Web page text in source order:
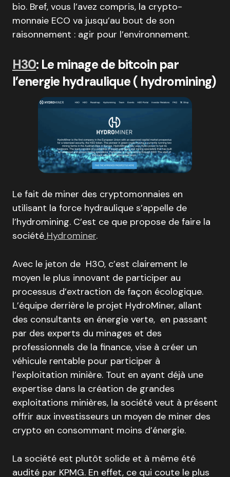
bio. Bref, vous l’avez compris, la crypto-
monnaie ECO va jusqu’au bout de son
raisonnement : agir pour l’environnement.
H30: Le minage de bitcoin par
l’energie hydraulique ( hydromining)
Le fait de miner des cryptomonnaies en
utilisant la force hydraulique s’appelle de
l’hydromining. C’est ce que propose de faire la
société Hydrominer.
Avec le jeton de H3O, c’est clairement le
moyen le plus innovant de participer au
processus d’extraction de façon écologique.
L’équipe derrière le projet HydroMiner, allant
des consultants en énergie verte, en passant
par des experts du minages et des
professionnels de la finance, vise à créer un
véhicule rentable pour participer à
l’exploitation minière. Tout en ayant déjà une
expertise dans la création de grandes
exploitations minières, la société veut à présent
offrir aux investisseurs un moyen de miner des
crypto en consommant moins d’énergie.
La société est plutôt solide et à même été
audité par KPMG. En effet, ce qui coute le plus